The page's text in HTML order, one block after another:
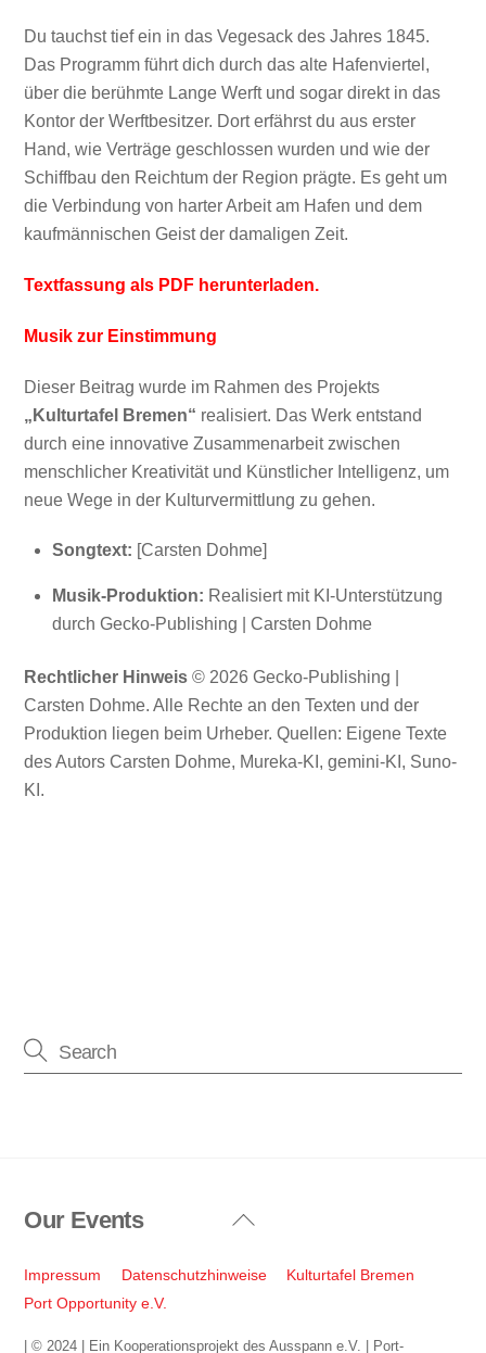
EMBED
Du tauchst tief ein in das Vegesack des Jahres 1845.
Das Programm führt dich durch das alte Hafenviertel,
über die berühmte Lange Werft und sogar direkt in das
Kontor der Werftbesitzer. Dort erfährst du aus erster
Hand, wie Verträge geschlossen wurden und wie der
Schiffbau den Reichtum der Region prägte. Es geht um
die Verbindung von harter Arbeit am Hafen und dem
kaufmännischen Geist der damaligen Zeit.
Textfassung als PDF herunterladen.
Musik zur Einstimmung
Dieser Beitrag wurde im Rahmen des Projekts
„Kulturtafel Bremen“ realisiert. Das Werk entstand
durch eine innovative Zusammenarbeit zwischen
menschlicher Kreativität und Künstlicher Intelligenz, um
neue Wege in der Kulturvermittlung zu gehen.
Songtext: [Carsten Dohme]
Musik-Produktion: Realisiert mit KI-Unterstützung
durch Gecko-Publishing | Carsten Dohme
Rechtlicher Hinweis © 2026 Gecko-Publishing |
Carsten Dohme. Alle Rechte an den Texten und der
Produktion liegen beim Urheber. Quellen: Eigene Texte
des Autors Carsten Dohme, Mureka-KI, gemini-KI, Suno-
KI.
Back
Top
Our Events
Impressum Datenschutzhinweise
Kulturtafel Bremen
Port Opportunity e.V.
| © 2024 | Ein Kooperationsprojekt des Ausspann e.V. | Port-